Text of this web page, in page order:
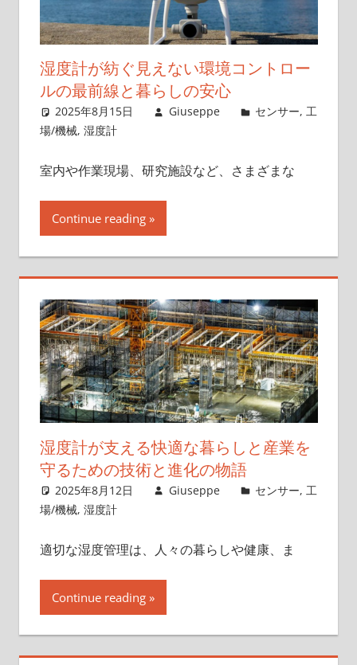
湿度計が紡ぐ見えない環境コントロー
ルの最前線と暮らしの安心
2025年8月15日 Giuseppe センサー,工
場/機械, 湿度計
室内や作業現場、研究施設など、さまざまな
Continue reading
湿度計が支える快適な暮らしと産業を
守るための技術と進化の物語
2025年8月12日 Giuseppe センサー, 工
場/機械, 湿度計
適切な湿度管理は、人々の暮らしや健康、ま
Continue reading